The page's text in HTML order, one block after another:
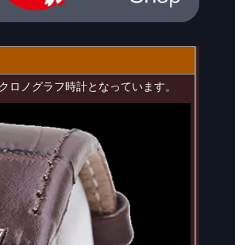
ノグラフ時計となっています。